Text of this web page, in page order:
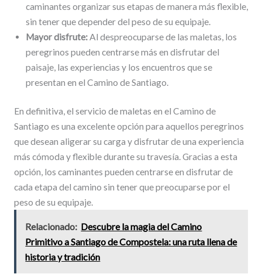
caminantes organizar sus etapas de manera más flexible,
sin tener que depender del peso de su equipaje.
Mayor disfrute:Al despreocuparse de las maletas, los
peregrinos pueden centrarse más en disfrutar del
paisaje, las experiencias y los encuentros que se
presentan en el Camino de Santiago.
En definitiva, el servicio de maletas en el Camino de
Santiago es una excelente opción para aquellos peregrinos
que desean aligerar su carga y disfrutar de una experiencia
más cómoda y flexible durante su travesía. Gracias a esta
opción, los caminantes pueden centrarse en disfrutar de
cada etapa del camino sin tener que preocuparse por el
peso de su equipaje.
Relacionado: Descubre la magia del Camino
Primitivo a Santiago de Compostela: una ruta llena de
historia y tradición